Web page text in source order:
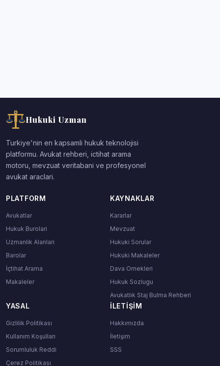
Hukuki Uzman
Turkiye'nin en kapsamli hukuk teknolojisi
platformu. Avukat rehberi, ictihat arama
motoru, mevzuat veritabani ve profesyonel
avukat araclari.
PLATFORM
Avukatlar
Hukuk Burolari
Uzmanlik Alanlari
Barolar
İçtihat Arama
Makaleler
KAYNAKLAR
Kararlar
Mevzuat
Hukuki Sorular
Hukuki Makaleler
Dava Ornekleri
Hukuk Sozlugu
Avukatlık Staj Bulma Rehberi
YASAL
Gizlilik Politikası
Kullanım Koşulları
Sorumluluk Reddi
Çerez Politikası
İLETIŞIM
Hakkımızda
İletişim
SSS